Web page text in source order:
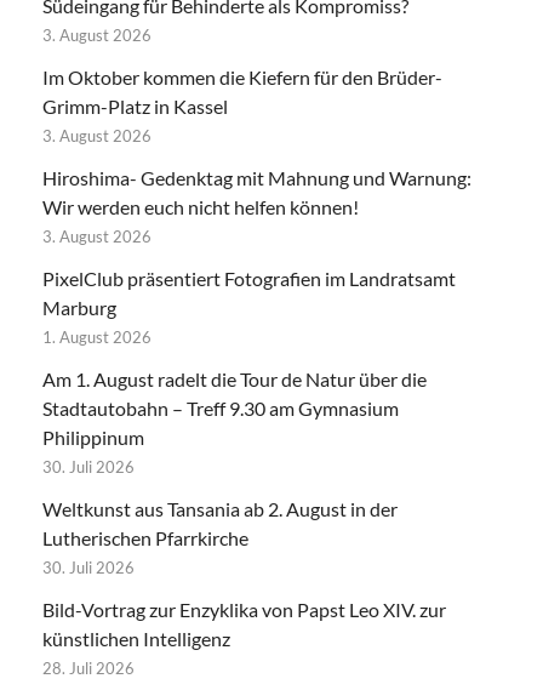
Südeingang für Behinderte als Kompromiss?
3. August 2026
Im Oktober kommen die Kiefern für den Brüder-
Grimm-Platz in Kassel
3. August 2026
Hiroshima- Gedenktag mit Mahnung und Warnung:
Wir werden euch nicht helfen können!
3. August 2026
PixelClub präsentiert Fotografien im Landratsamt
Marburg
1. August 2026
Am 1. August radelt die Tour de Natur über die
Stadtautobahn – Treff 9.30 am Gymnasium
Philippinum
30. Juli 2026
Weltkunst aus Tansania ab 2. August in der
Lutherischen Pfarrkirche
30. Juli 2026
Bild-Vortrag zur Enzyklika von Papst Leo XIV. zur
künstlichen Intelligenz
28. Juli 2026